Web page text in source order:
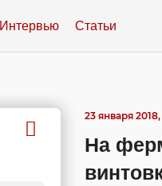
Интервью Статьи
23 января 2018,
На